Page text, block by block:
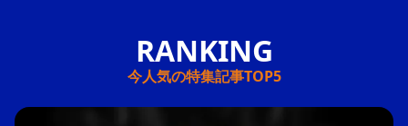
今人気の特集記事TOP5